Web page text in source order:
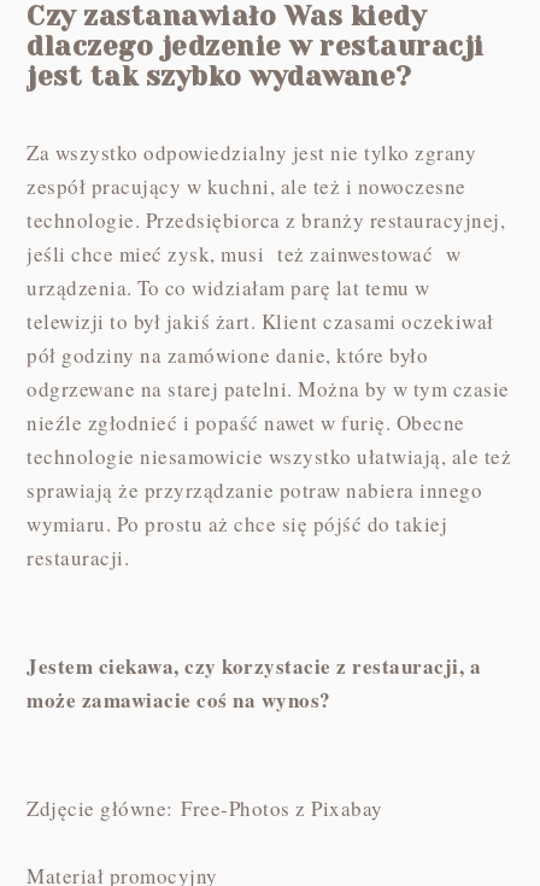
Czy zastanawiało Was kiedy
dlaczego jedzenie w restauracji
jest tak szybko wydawane?
Za wszystko odpowiedzialny jest nie tylko zgrany
zespół pracujący w kuchni, ale też i nowoczesne
technologie. Przedsiębiorca z branży restauracyjnej,
jeśli chce mieć zysk, musi też zainwestować w
urządzenia. To co widziałam parę lat temu w
telewizji to był jakiś żart. Klient czasami oczekiwał
pół godziny na zamówione danie, które było
odgrzewane na starej patelni. Można by w tym czasie
nieźle zgłodnieć i popaść nawet w furię. Obecne
technologie niesamowicie wszystko ułatwiają, ale też
sprawiają że przyrządzanie potraw nabiera innego
wymiaru. Po prostu aż chce się pójść do takiej
restauracji.
Jestem ciekawa, czy korzystacie z restauracji, a
może zamawiacie coś na wynos?
Zdjęcie główne: Free-Photos z Pixabay
Materiał promocyjny